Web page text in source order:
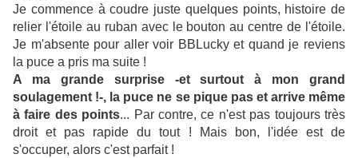
Je commence à coudre juste quelques points, histoire de
relier l'étoile au ruban avec le bouton au centre de l'étoile.
Je m'absente pour aller voir BBLucky et quand je reviens
la puce a pris ma suite !
A ma grande surprise -et surtout à mon grand
soulagement !-, la puce ne se pique pas et arrive même
à faire des points... Par contre, ce n'est pas toujours très
droit et pas rapide du tout ! Mais bon, l'idée est de
s'occuper, alors c'est parfait !